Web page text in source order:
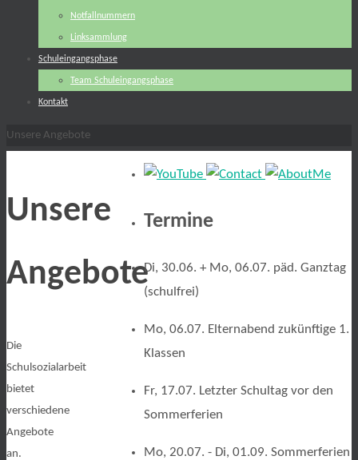
Notfallnummern
Linksammlung
Schuleingangsphase
Team Schuleingangsphase
Kontakt
Start
Unsere Angebote
Unsere
Angebote
Die
Schulsozialarbeit
bietet
verschiedene
Angebote
an.
Termine
Di, 30.06. + Mo, 06.07. päd. Ganztag
(schulfrei)
Mo, 06.07. Elternabend zukünftige 1.
Klassen
Fr, 17.07. Letzter Schultag vor den
Sommerferien
Mo, 20.07. - Di, 01.09. Sommerferien